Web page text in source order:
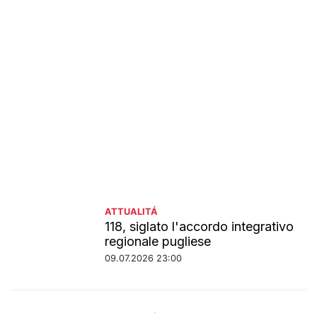
ATTUALITÁ
118, siglato l'accordo integrativo
regionale pugliese
09.07.2026 23:00